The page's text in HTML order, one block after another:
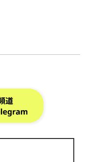
前一度崩跌近 40⋯